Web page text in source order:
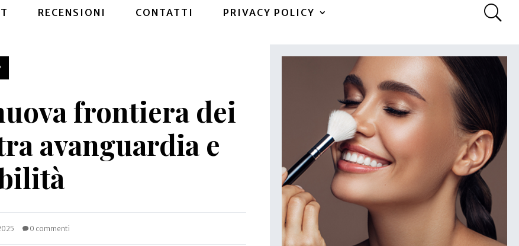
RECENSIONI CONTATTI PRIVACY POLICY
frontiera dei
avanguardia e
0 commenti